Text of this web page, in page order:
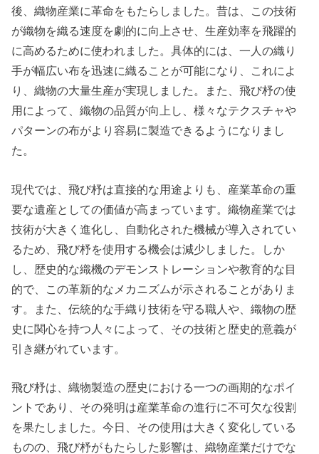
後、織物産業に革命をもたらしました。昔は、この技術
が織物を織る速度を劇的に向上させ、生産効率を飛躍的
に高めるために使われました。具体的には、一人の織り
手が幅広い布を迅速に織ることが可能になり、これによ
り、織物の大量生産が実現しました。また、飛び杼の使
用によって、織物の品質が向上し、様々なテクスチャや
パターンの布がより容易に製造できるようになりまし
た。
現代では、飛び杼は直接的な用途よりも、産業革命の重
要な遺産としての価値が高まっています。織物産業では
技術が大きく進化し、自動化された機械が導入されてい
るため、飛び杼を使用する機会は減少しました。しか
し、歴史的な織機のデモンストレーションや教育的な目
的で、この革新的なメカニズムが示されることがありま
す。また、伝統的な手織り技術を守る職人や、織物の歴
史に関心を持つ人々によって、その技術と歴史的意義が
引き継がれています。
飛び杼は、織物製造の歴史における一つの画期的なポイ
ントであり、その発明は産業革命の進行に不可欠な役割
を果たしました。今日、その使用は大きく変化している
ものの、飛び杼がもたらした影響は、織物産業だけでな